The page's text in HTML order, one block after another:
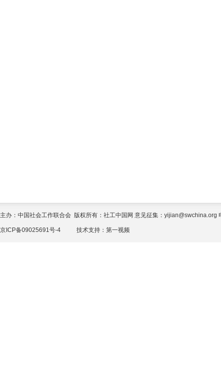
主办：中国社会工作联合会 版权所有：社工中国网 意见征集：yijian@swchina.org
京ICP备09025691号-4 技术支持： 第一视频